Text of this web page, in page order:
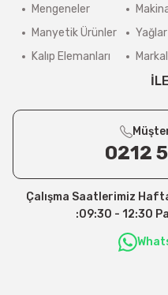
Mengeneler
Manyetik Ürünler
Kalıp Elemanları
0212
Çalışma Saatlerimiz
:09:30 - 12:30